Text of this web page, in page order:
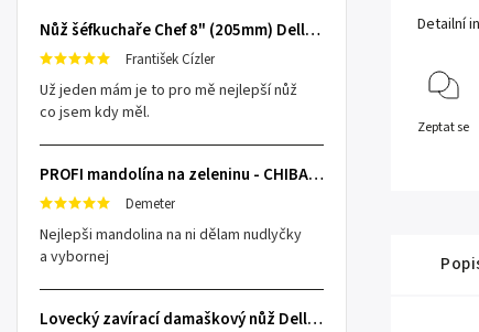
Nůž šéfkuchaře Chef 8" (205mm) Dellinger TOIVO - Professional Damascus
František Cízler
Už jeden mám je to pro mě nejlepší nůž
co jsem kdy měl.
PROFI mandolína na zeleninu - CHIBA Japan, sengiri slicekun
Demeter
Nejlepši mandolina na ni dělam nudlyčky
a vybornej
Lovecký zavírací damaškový nůž Dellinger Damask Star
Detailní
Zeptat se